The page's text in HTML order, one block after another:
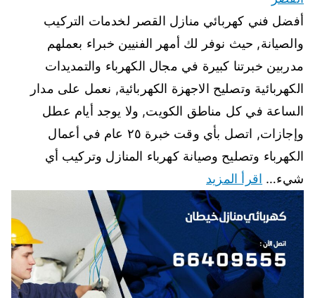
أفضل فني كهربائي منازل القصر لخدمات التركيب
والصيانة, حيث نوفر لك أمهر الفنيين خبراء بعملهم
مدربين خبرتنا كبيرة في مجال الكهرباء والتمديدات
الكهربائية وتصليح الاجهزة الكهربائية, نعمل على مدار
الساعة في كل مناطق الكويت, ولا يوجد أيام عطل
وإجازات, اتصل بأي وقت خبرة ٢٥ عام في أعمال
الكهرباء وتصليح وصيانة كهرباء المنازل وتركيب أي
شيء… اقرأ المزيد